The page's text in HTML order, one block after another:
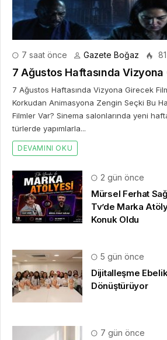
7 saat önce Gazete Boğaz 81
7 Ağustos Haftasında Vizyona
7 Ağustos Haftasında Vizyona Girecek
Korkudan Animasyona Zengin Seçki Bu
Filmler Var? Sinema salonlarında yeni
türlerde yapımlarla...
DEVAMINI OKU
2 gün önce
Mürsel Ferhat
Tv’de Marka
Konuk Oldu
5 gün önce
Dijitalleşme
Dönüştürüyor
7 gün önce